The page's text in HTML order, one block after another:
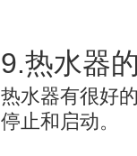
9.热水器
热水器有很好
停止和启动。